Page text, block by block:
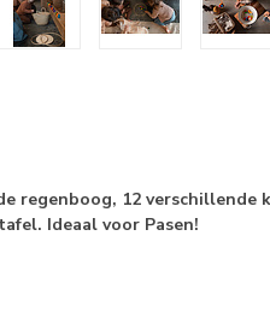
regenboog, 12
Ideaal voor Pasen!